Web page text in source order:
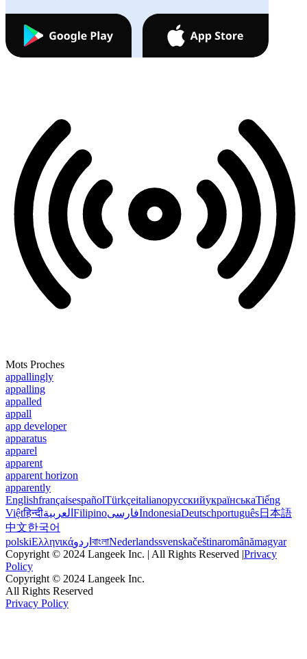
Mots Proches
appallingly
appalling
appalled
appall
app developer
apparatus
apparel
apparent
apparent horizon
apparently
EnglishfrançaisespañolTürkçeitalianoрусскийукраїнськаTiếng
Việtहिन्दीالعربية FilipinoفارسیIndonesiaDeutschportuguês日本語
中文한국어
polskiΕλληνικάاردو বাংলাNederlandssvenskačeštinaromânămagyar
Copyright © 2024 Langeek Inc. | All Rights Reserved |Privacy
Policy
Copyright © 2024 Langeek Inc.
All Rights Reserved
Privacy Policy